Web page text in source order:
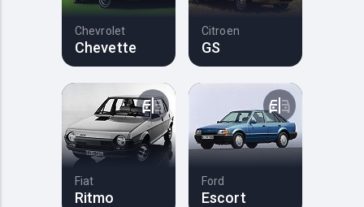
Chevrolet
Chevette
Citroen
GS
Fiat
Ritmo
Ford
Escort